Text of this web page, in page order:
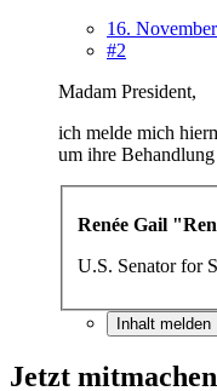
16.
#2
Madam President,
ich melde mich
um ihre
Renée Gail
U.S. Senator for
Inhalt melden
Jetzt